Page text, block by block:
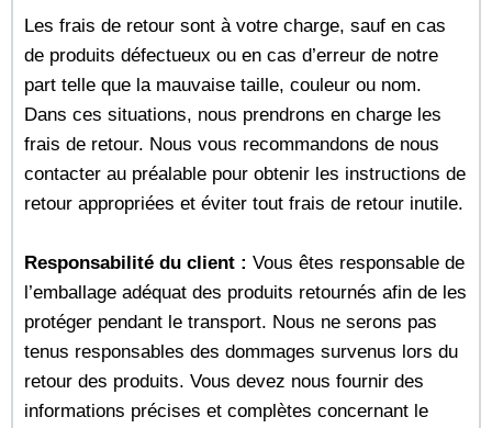
Les frais de retour sont à votre charge, sauf en cas
de produits défectueux ou en cas d’erreur de notre
part telle que la mauvaise taille, couleur ou nom.
Dans ces situations, nous prendrons en charge les
frais de retour. Nous vous recommandons de nous
contacter au préalable pour obtenir les instructions de
retour appropriées et éviter tout frais de retour inutile.
Responsabilité du client : Vous êtes responsable de
l’emballage adéquat des produits retournés afin de les
protéger pendant le transport. Nous ne serons pas
tenus responsables des dommages survenus lors du
retour des produits. Vous devez nous fournir des
informations précises et complètes concernant le